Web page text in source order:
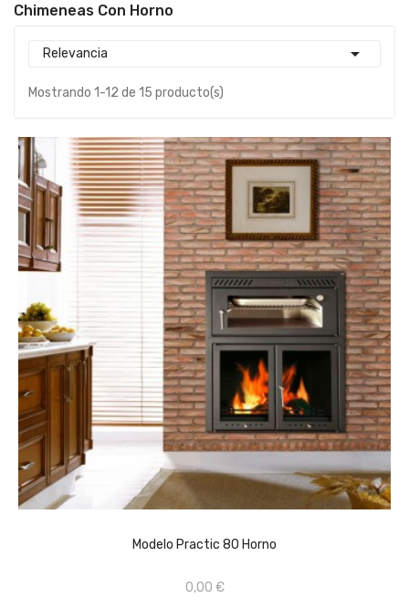
Chimeneas Con Horno
Relevancia 
Mostrando 1-12 de 15 producto(s)
Modelo Practic 80 Horno
0,00 €
AÑADIR AL CARRITO